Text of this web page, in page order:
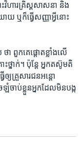
វិហារ​គ្រិស្ត​សាសនា និង​
ាយ ឬ​ក៏​ធ្វើ​សញ្ញា​អ្វី​នោះ​
ថា ពួកគេ​ផ្ដោត​ខ្លាំង​លើ​
ថ្នាក់។ ប៉ុន្តែ អ្នក​តស៊ូ​មតិ​
ើ​ឲ្យ​គ្រួសារ​ជន​អន្តោ
ឡំ​ចាប់​ខ្លួន​អ្នក​ដែល​មិន​បង្ក​